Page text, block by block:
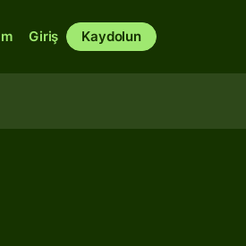
Giriş Kaydolun